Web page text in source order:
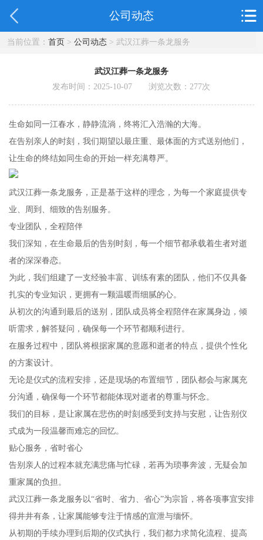
公司动态
当前位置： 首页> 公司动态> 武汉江葬一条龙服务
武汉江葬一条龙服务
发布时间：2025-10-07 浏览次数：277次
生命如同一江春水，静静流淌，终将汇入浩瀚的大海。
在告别亲人的时刻，我们期望以最庄重、最体面的方式送别他们，
让生命的终结如同生命的开始一样充满尊严。
武汉江葬一条龙服务，正是基于这样的理念，为每一个家庭提供专
业、周到、细致的告别服务。
专业团队，全程陪伴
我们深知，在生命最后的告别时刻，每一个细节都承载着生者对逝
者的深深眷恋。
为此，我们组建了一支经验丰富、训练有素的团队，他们不仅具备
扎实的专业知识，更拥有一颗温暖而细腻的心。
从初次的沟通到最后的送别，团队成员将全程陪伴在家属身边，倾
听需求，解答疑问，确保每一个环节都顺利进行。
在服务过程中，团队将根据家属的意愿和逝者的特点，提供个性化
的方案设计。
无论是仪式的流程安排，还是现场的布置细节，团队都会与家属充
分沟通，确保每一个环节都能体现对逝者的尊重与怀念。
我们的目标，是让家属在悲伤的时刻感受到支持与安慰，让告别仪
式成为一段温馨而难忘的回忆。
贴心服务，省时省心
告别亲人的过程本就充满悲痛与忙碌，若再为琐事奔波，无疑会加
重家属的负担。
武汉江葬一条龙服务以“省时、省力、省心”为宗旨，将各项事宜安排
得井井有条，让家属能够专注于情感的宣泄与缅怀。
从初期的手续办理到后期的仪式执行，我们都力求简化流程、提高